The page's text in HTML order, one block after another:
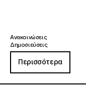
Ανακοινώσεις
Δημοσιεύσεις
Περισσότερα